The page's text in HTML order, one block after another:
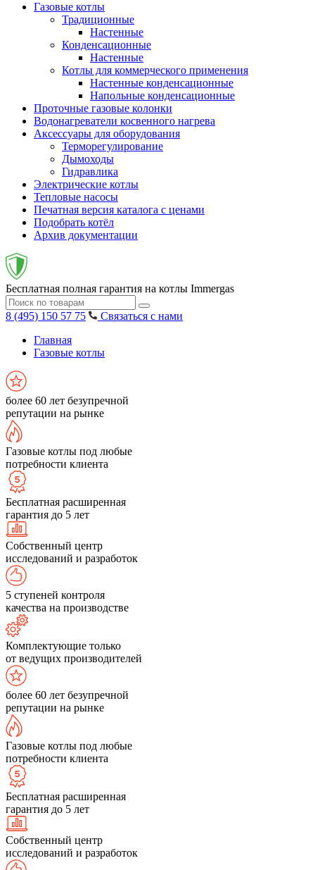
Газовые котлы
Традиционные
Настенные
Конденсационные
Настенные
Котлы для коммерческого применения
Настенные конденсационные
Напольные конденсационные
Проточные газовые колонки
Водонагреватели косвенного нагрева
Аксессуары для оборудования
Терморегулирование
Дымоходы
Гидравлика
Электрические котлы
Тепловые насосы
Печатная версия каталога с ценами
Подобрать котёл
Архив документации
Бесплатная полная гарантия на котлы Immergas
8 (495) 150 57 75
Связаться с нами
Главная
Газовые котлы
более 60 лет безупречной
репутации на рынке
Газовые котлы под любые
потребности клиента
Бесплатная расширенная
гарантия до 5 лет
Собственный центр
исследований и разработок
5 ступеней контроля
качества на производстве
Комплектующие только
от ведущих производителей
более 60 лет безупречной
репутации на рынке
Газовые котлы под любые
потребности клиента
Бесплатная расширенная
гарантия до 5 лет
Собственный центр
исследований и разработок